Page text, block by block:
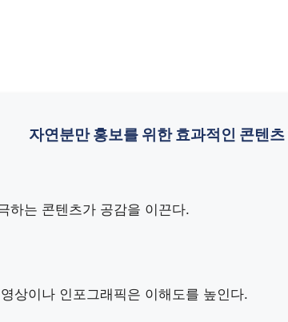
자연분만 홍보를 위한 효과적인 콘텐츠
하는 콘텐츠가 공감을 이끈다.
상이나 인포그래픽은 이해도를 높인다.